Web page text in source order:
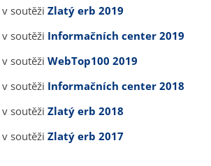
v soutěži Zlatý erb 2019
v soutěži Informačních center 2019
v soutěži WebTop100 2019
v soutěži Informačních center 2018
v soutěži Zlatý erb 2018
v soutěži Zlatý erb 2017